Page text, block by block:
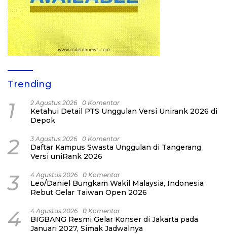
Trending
1 2 Agustus 2026 0 Komentar
Ketahui Detail PTS Unggulan Versi Unirank 2026 di
Depok
2 3 Agustus 2026 0 Komentar
Daftar Kampus Swasta Unggulan di Tangerang
Versi uniRank 2026
3 4 Agustus 2026 0 Komentar
Leo/Daniel Bungkam Wakil Malaysia, Indonesia
Rebut Gelar Taiwan Open 2026
4 4 Agustus 2026 0 Komentar
BIGBANG Resmi Gelar Konser di Jakarta pada
Januari 2027, Simak Jadwalnya